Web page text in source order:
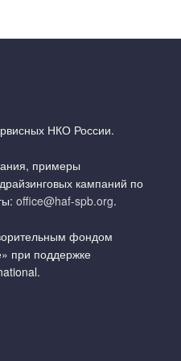
НКО России.
примеры
кампаний по
office@haf-spb.org.
фондом
при поддержке